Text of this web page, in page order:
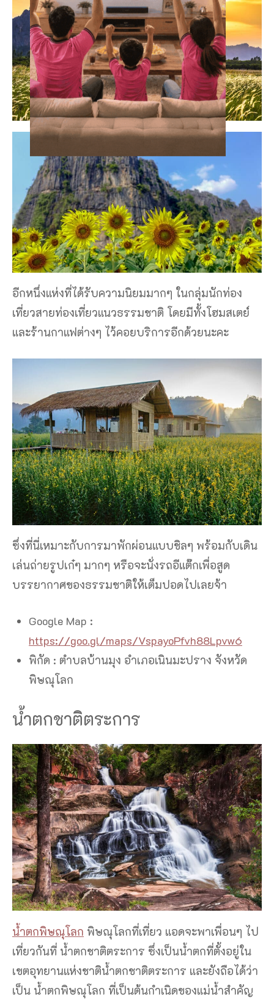
อีกหนึ่งแห่งที่ได้รับความนิยมมากๆ ในกลุ่มนักท่อง
เที่ยวสายท่องเที่ยวแนวธรรมชาติ โดยมีทั้งโฮมสเตย์
และร้านกาแฟต่างๆ ไว้คอยบริการอีกด้วยนะคะ
ซึ่งที่นี่เหมาะกับการมาพักผ่อนแบบชิลๆ พร้อมกับเดิน
เล่นถ่ายรูปเก๋ๆ มากๆ หรือจะนั่งรถอีแต๊กเพื่อสูด
บรรยากาศของธรรมชาติให้เต็มปอดไปเลยจ้า
Google Map :
https://goo.gl/maps/VspayoPfvh88Lpvw6
พิกัด : ตำบลบ้านมุง อำเภอเนินมะปราง จังหวัด
พิษณุโลก
น้ำตกชาติตระการ
น้ำตกพิษณุโลก พิษณุโลกที่เที่ยว แอดจะพาเพื่อนๆ ไป
เที่ยวกันที่ น้ำตกชาติตระการ ซึ่งเป็นน้ำตกที่ตั้งอยู่ใน
เขตอุทยานแห่งชาติน้ำตกชาติตระการ และยังถือได้ว่า
เป็น น้ำตกพิษณุโลก ที่เป็นต้นกำเนิดของแม่น้ำสำคัญ